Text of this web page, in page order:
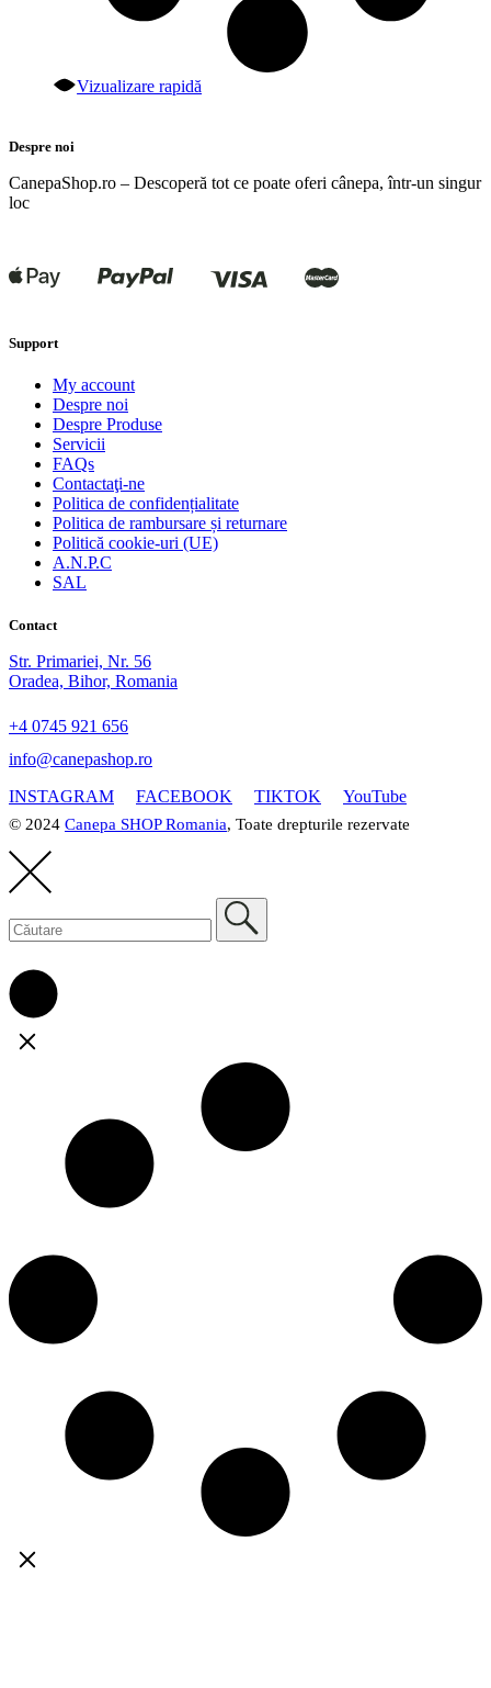
Vizualizare rapidă
Despre noi
CanepaShop.ro – Descoperă tot ce poate oferi cânepa, într-un singur
loc
Support
My account
Despre noi
Despre Produse
Servicii
FAQs
Contactaţi-ne
Politica de confidențialitate
Politica de rambursare și returnare
Politică cookie-uri (UE)
A.N.P.C
SAL
Contact
Str. Primariei, Nr. 56
Oradea, Bihor, Romania
+4 0745 921 656
info@canepashop.ro
INSTAGRAM
FACEBOOK TIKTOK YouTube
© 2024 Canepa SHOP Romania, Toate drepturile rezervate